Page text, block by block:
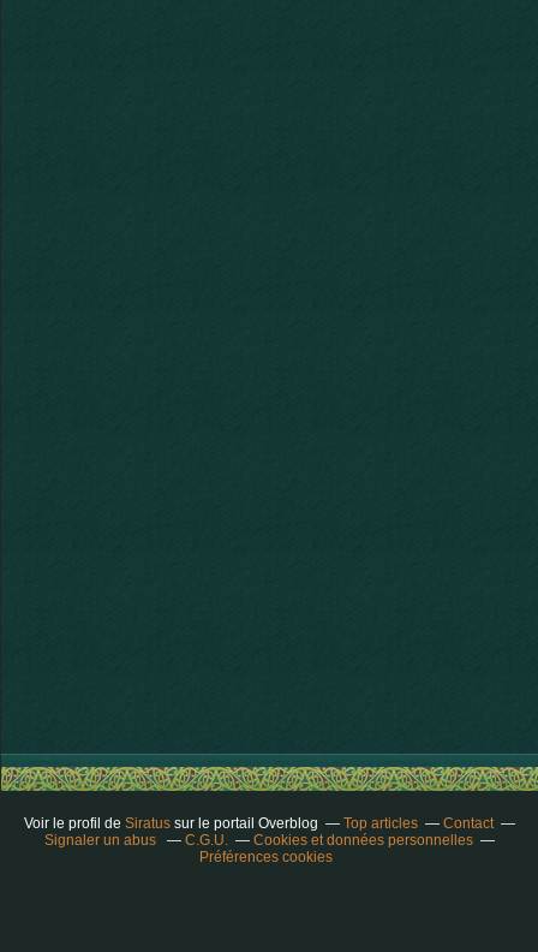
Voir le profil de Siratussur le portail Overblog Top articles
Contact
Signaler un abus
C.G.U.
Cookies et données personnelles
Préférences cookies